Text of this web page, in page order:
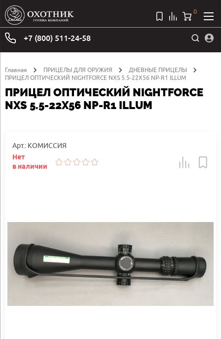
+7 (800) 511-24-58
0
Главная ПРИЦЕЛЫ ДЛЯ ОРУЖИЯ
ДНЕВНЫЕ ПРИЦЕЛЫ
ПРИЦЕЛ ОПТИЧЕСКИЙ NIGHTFORCE NXS 5.5-22X56 NP-R1 ILLUM
ПРИЦЕЛ ОПТИЧЕСКИЙ NIGHTFORCE
NXS 5.5-22X56 NP-R1 ILLUM
Арт.: КОМИССИЯ
Нет
в наличии